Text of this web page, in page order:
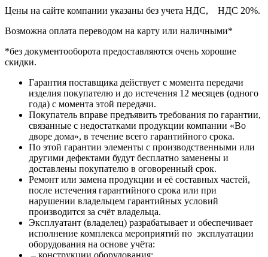
Цены на сайте компании указаны без учета НДС, НДС 20%.
Возможна оплата переводом на карту или наличными*
*без документооборота предоставляются очень хорошие
скидки.
Гарантия поставщика действует с момента передачи
изделия покупателю и до истечения 12 месяцев (одного
года) с момента этой передачи.
Покупатель вправе предъявить требования по гарантии,
связанные с недостатками продукции компании «Во
дворе дома», в течение всего гарантийного срока.
По этой гарантии элементы с производственными или
другими дефектами будут бесплатно заменены и
доставлены покупателю в оговоренный срок.
Ремонт или замена продукции и её составных частей,
после истечения гарантийного срока или при
нарушении владельцем гарантийных условий
производится за счёт владельца.
Эксплуатант (владелец) разрабатывает и обеспечивает
исполнение комплекса мероприятий по эксплуатации
оборудования на основе учёта: